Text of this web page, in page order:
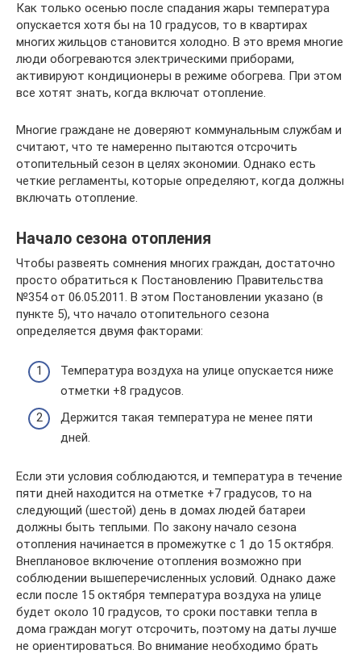
Как только осенью после спадания жары температура
опускается хотя бы на 10 градусов, то в квартирах
многих жильцов становится холодно. В это время многие
люди обогреваются электрическими приборами,
активируют кондиционеры в режиме обогрева. При этом
все хотят знать, когда включат отопление.
Многие граждане не доверяют коммунальным службам и
считают, что те намеренно пытаются отсрочить
отопительный сезон в целях экономии. Однако есть
четкие регламенты, которые определяют, когда должны
включать отопление.
Начало сезона отопления
Чтобы развеять сомнения многих граждан, достаточно
просто обратиться к Постановлению Правительства
№354 от 06.05.2011. В этом Постановлении указано (в
пункте 5), что начало отопительного сезона
определяется двумя факторами:
Температура воздуха на улице опускается ниже
отметки +8 градусов.
Держится такая температура не менее пяти
дней.
Если эти условия соблюдаются, и температура в течение
пяти дней находится на отметке +7 градусов, то на
следующий (шестой) день в домах людей батареи
должны быть теплыми. По закону начало сезона
отопления начинается в промежутке с 1 до 15 октября.
Внеплановое включение отопления возможно при
соблюдении вышеперечисленных условий. Однако даже
если после 15 октября температура воздуха на улице
будет около 10 градусов, то сроки поставки тепла в
дома граждан могут отсрочить, поэтому на даты лучше
не ориентироваться. Во внимание необходимо брать